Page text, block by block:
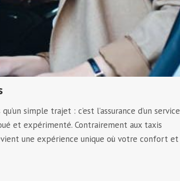
simple trajet : c’est l’assurance d’un service
et expérimenté. Contrairement aux taxis
une expérience unique où votre confort et